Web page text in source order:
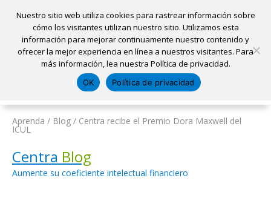
Ubicaciones Sacar una cita Solicitar un préstamo
Pagar mi préstamo Abrir una cuenta
Iniciar sesión
Inicio
Aprenda / Blog / Centra recibe el Premio Dora Maxwell del
ICUL
Centra Blog
Aumente su coeficiente intelectual financiero
Nuestro sitio web utiliza cookies para rastrear información sobre
cómo los visitantes utilizan nuestro sitio. Utilizamos esta
información para mejorar continuamente nuestro contenido y
ofrecer la mejor experiencia en línea a nuestros visitantes. Para
más información, lea nuestra Política de privacidad.
OK Política de privacidad